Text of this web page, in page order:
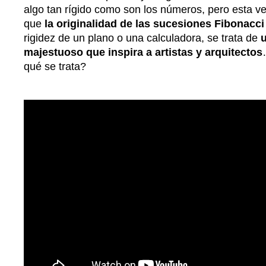
algo tan rígido como son los números, pero esta
que la originalidad de las sucesiones Fibonacci
rigidez de un plano o una calculadora, se trata de
majestuoso que inspira a artistas y arquitectos
qué se trata?